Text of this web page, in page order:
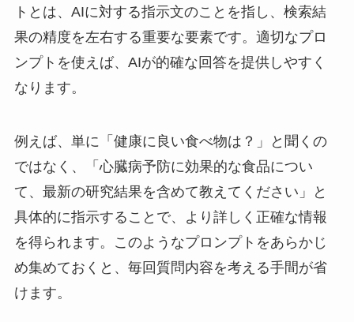
トとは、AIに対する指示文のことを指し、検索結
果の精度を左右する重要な要素です。適切なプロ
ンプトを使えば、AIが的確な回答を提供しやすく
なります。
例えば、単に「健康に良い食べ物は？」と聞くの
ではなく、「心臓病予防に効果的な食品につい
て、最新の研究結果を含めて教えてください」と
具体的に指示することで、より詳しく正確な情報
を得られます。このようなプロンプトをあらかじ
め集めておくと、毎回質問内容を考える手間が省
けます。